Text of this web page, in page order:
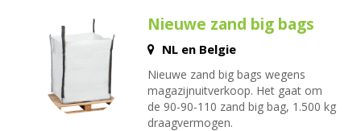
Nieuwe zand big bags
NL en Belgie
Nieuwe zand big bags wegens
magazijnuitverkoop. Het gaat om
de 90-90-110 zand big bag, 1.500 kg
draagvermogen.